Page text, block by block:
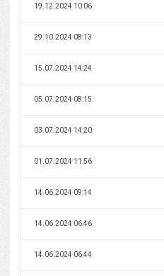
19.12.2024 10:06
29.10.2024 08:13
15.07.2024 14:24
05.07.2024 08:15
03.07.2024 14:20
01.07.2024 11:56
14.06.2024 09:14
14.06.2024 06:46
14.06.2024 06:44